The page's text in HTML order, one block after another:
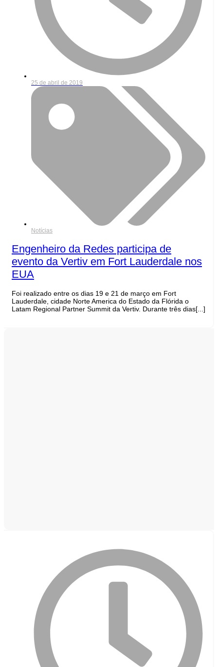
25 de abril de 2019
Notícias
Engenheiro da Redes participa de
evento da Vertiv em Fort Lauderdale nos
EUA
Foi realizado entre os dias 19 e 21 de março em Fort
Lauderdale, cidade Norte America do Estado da Flórida o
Latam Regional Partner Summit da Vertiv. Durante três dias[...]